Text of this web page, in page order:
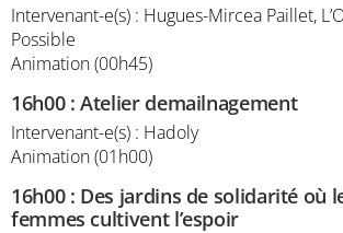
Intervenant-e(s) : Hugues-Mircea Paillet,
Possible
Animation (00h45)
16h00:Atelier demailnagement
Intervenant-e(s) : Hadoly
Animation (01h00)
16h00: Des jardins de solidarité où
femmes cultivent l’espoir